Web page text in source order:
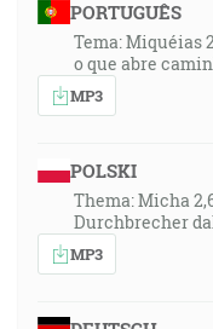
PORTUGUÊS
Tema: Miquéias
o que abre
MP3
POLSKI
Thema: Micha
Durchbrecher
MP3